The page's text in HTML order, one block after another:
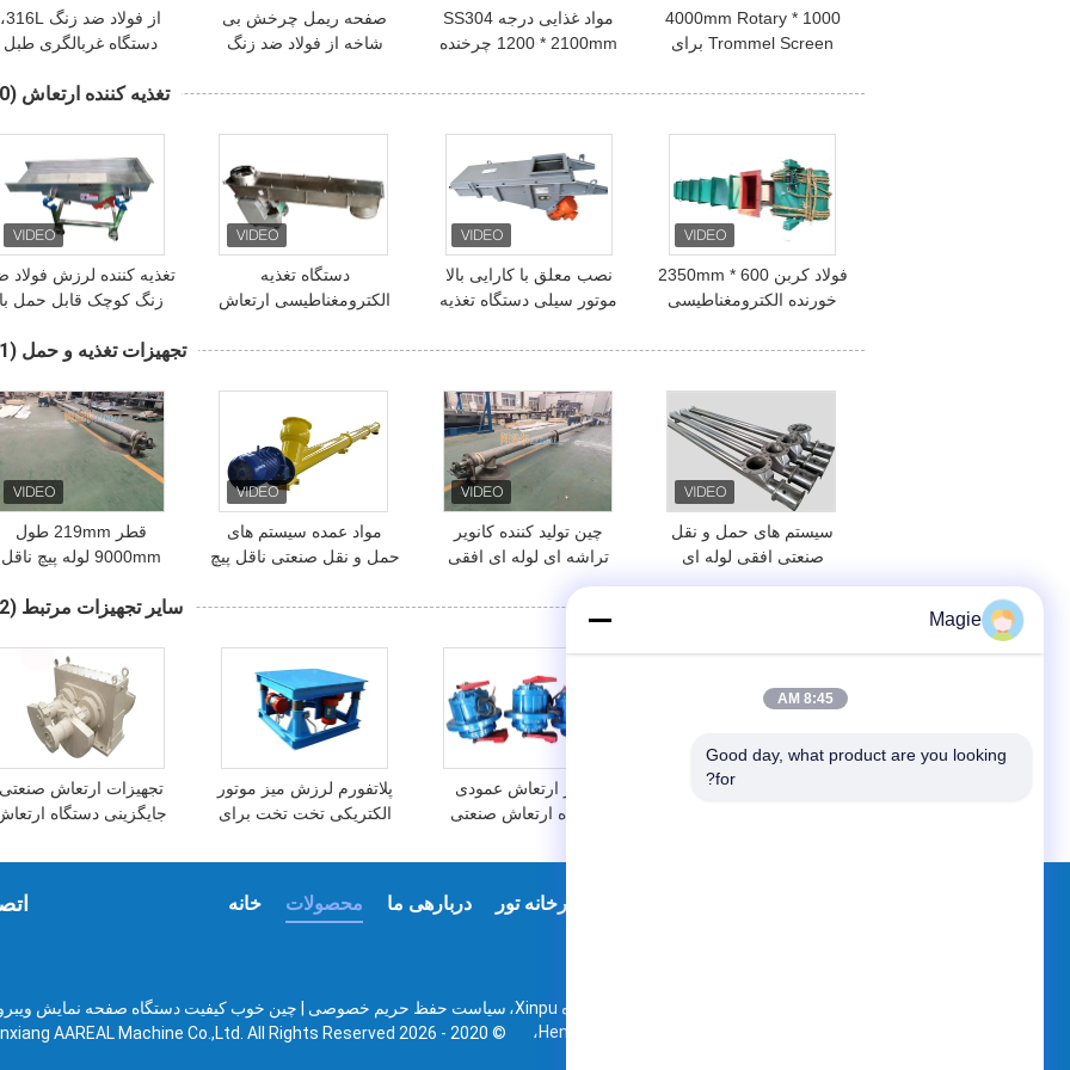
از فولاد ضد زنگ 316L،
دستگاه غربالگری طبل
صفحه ریمل چرخش بی
شاخه از فولاد ضد زنگ
اکسید تیتانیوم
مواد غذایی درجه SS304
1200 * 2100mm چرخنده
1000 * 4000mm Rotary
Trommel Screen برای
تغذیه کننده ارتعاش (10)
تغذیه کننده لرزش فولاد
زنگ کوچک قابل حمل
دستگاه تغذیه
الکترومغناطیسی ارتعاش
تغذیه دقیق
نصب معلق با کارایی بالا
موتور سیلی دستگاه تغذیه
فولاد کربن 600 * 2350mm
خورنده الکترومغناطیسی
تغذیه یکسان
تجهیزات تغذیه و حمل (21)
قطر 219mm طول
9000mm لوله پیچ ناقل
مواد عمده سیستم های
حمل و نقل صنعتی ناقل پیچ
چین تولید کننده کانویر
تراشه ای لوله ای افقی
سیستم های حمل و نقل
صنعتی افقی لوله ای
سایر تجهیزات مرتبط (22)
تجهیزات ارتعاش
جایگزینی دستگاه
پلاتفورم لرزش میز موتور
الکتریکی تخت تخت برای
موتور ارتعاش عمودی
دستگاه ارتعاش صنعتی
تجهیزات ارتعاش
کارخانه تور دربارهی ما محصولات خانه
سیاست حفظ حریم خصوصی | چین خوب کیفیت دستگاه صفحه نمایش ویبرو
© 2020 - 2026 Xinxiang AAREAL Machine Co.,Ltd. All Rights Reserved.
شماره 107، شمال دهکده Dingguo، جاده Xinpu،
منطقه Muye، شهر Xinxiang، استان Henan،
Magie
8:45 AM
Good day, what product are you looking
for?